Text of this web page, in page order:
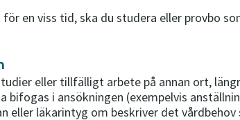
en viss tid, ska du studera eller provbo
eller tillfälligt arbete på annan ort,
bifogas i ansökningen (exempelvis
eller läkarintyg om beskriver det